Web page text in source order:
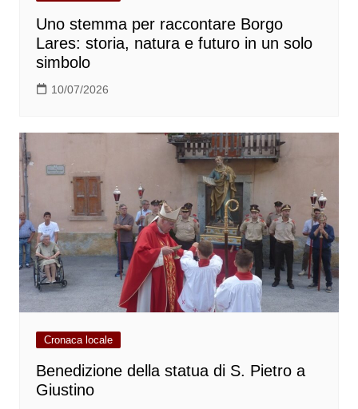
Uno stemma per raccontare Borgo
Lares: storia, natura e futuro in un solo
simbolo
10/07/2026
Cronaca locale
Benedizione della statua di S. Pietro a
Giustino